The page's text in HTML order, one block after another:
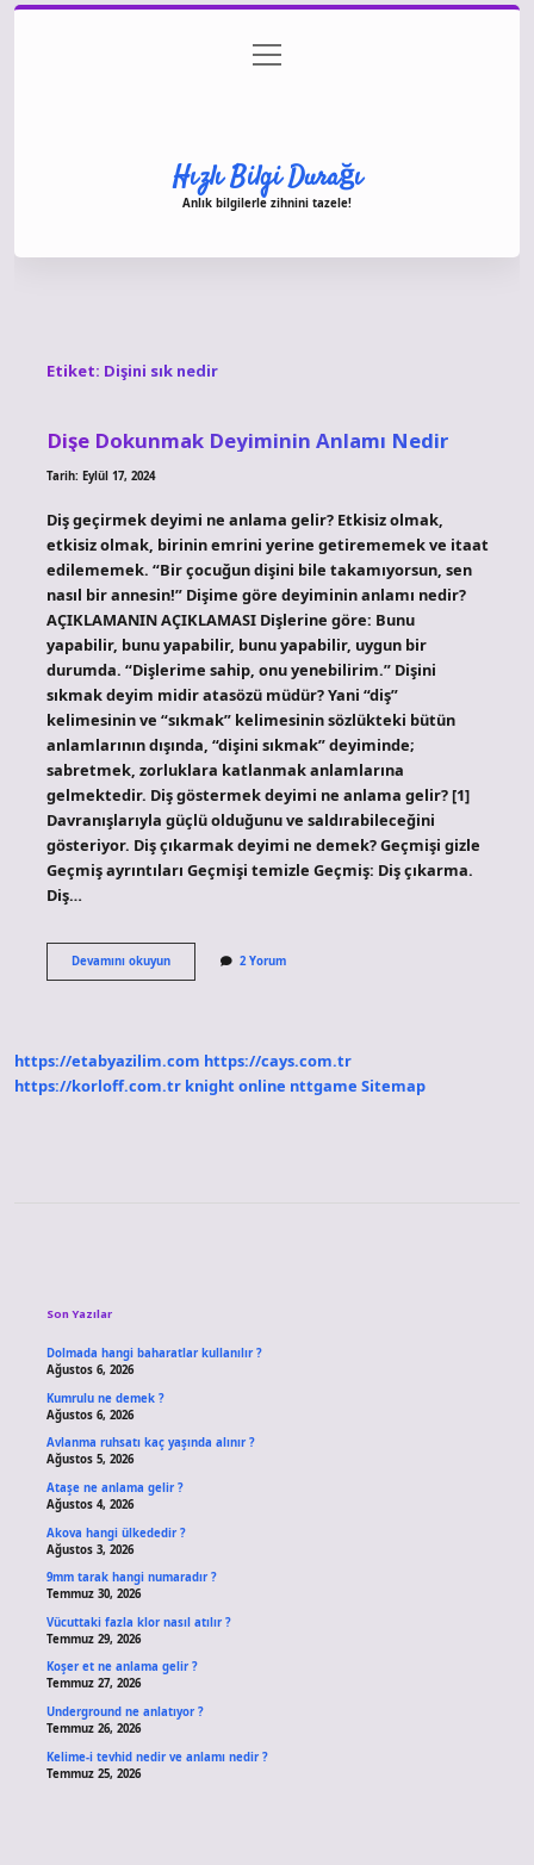
Gizlilik Politikası
menüyü
aç
Hızlı Bilgi Durağı
Anlık bilgilerle zihnini tazele!
Etiket: Dişini sık nedir
Dişe Dokunmak Deyiminin Anlamı Nedir
Tarih: Eylül 17, 2024
Diş geçirmek deyimi ne anlama gelir? Etkisiz olmak,
etkisiz olmak, birinin emrini yerine getirememek ve itaat
edilememek. “Bir çocuğun dişini bile takamıyorsun, sen
nasıl bir annesin!” Dişime göre deyiminin anlamı nedir?
AÇIKLAMANIN AÇIKLAMASI Dişlerine göre: Bunu
yapabilir, bunu yapabilir, bunu yapabilir, uygun bir
durumda. “Dişlerime sahip, onu yenebilirim.” Dişini
sıkmak deyim midir atasözü müdür? Yani “diş”
kelimesinin ve “sıkmak” kelimesinin sözlükteki bütün
anlamlarının dışında, “dişini sıkmak” deyiminde;
sabretmek, zorluklara katlanmak anlamlarına
gelmektedir. Diş göstermek deyimi ne anlama gelir? [1]
Davranışlarıyla güçlü olduğunu ve saldırabileceğini
gösteriyor. Diş çıkarmak deyimi ne demek? Geçmişi gizle
Geçmiş ayrıntıları Geçmişi temizle Geçmiş: Diş çıkarma.
Diş…
Devamını okuyunDişe
Dokunmak
2 Yorum
https://etabyazilim.com https://cays.com.tr
https://korloff.com.tr knight online nttgame Sitemap
Son Yazılar
Dolmada hangi baharatlar kullanılır ?
Ağustos 6, 2026
Kumrulu ne demek ?
Ağustos 6, 2026
Avlanma ruhsatı kaç yaşında alınır ?
Ağustos 5, 2026
Ataşe ne anlama gelir ?
Ağustos 4, 2026
Akova hangi ülkededir ?
Ağustos 3, 2026
9mm tarak hangi numaradır ?
Temmuz 30, 2026
Vücuttaki fazla klor nasıl atılır ?
Temmuz 29, 2026
Koşer et ne anlama gelir ?
Temmuz 27, 2026
Underground ne anlatıyor ?
Temmuz 26, 2026
Kelime-i tevhid nedir ve anlamı nedir ?
Temmuz 25, 2026